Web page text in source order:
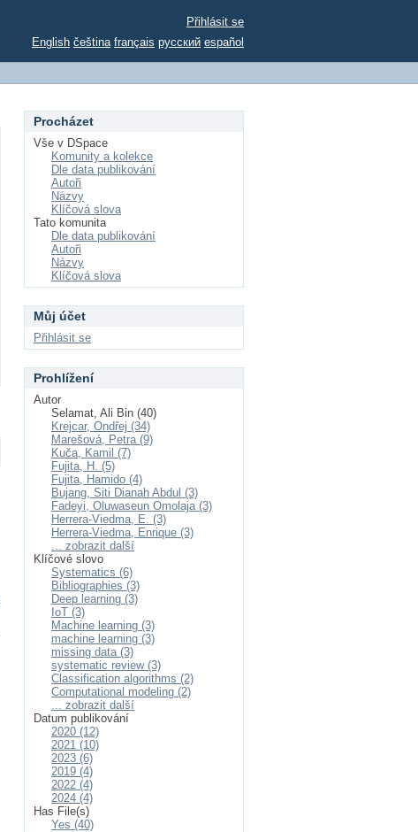
Přihlásit se
English čeština français русский español
Procházet
Vše v DSpace
Komunity a kolekce
Dle data publikování
Autoři
Názvy
Klíčová slova
Tato komunita
Dle data publikování
Autoři
Názvy
Klíčová slova
Můj účet
Přihlásit se
Prohlížení
Autor
Selamat, Ali Bin (40)
Krejcar, Ondřej (34)
Marešová, Petra (9)
Kuča, Kamil (7)
Fujita, H. (5)
Fujita, Hamido (4)
Bujang, Siti Dianah Abdul (3)
Fadeyi, Oluwaseun Omolaja (3)
Herrera-Viedma, E. (3)
Herrera-Viedma, Enrique (3)
... zobrazit další
Klíčové slovo
Systematics (6)
Bibliographies (3)
Deep learning (3)
IoT (3)
Machine learning (3)
machine learning (3)
missing data (3)
systematic review (3)
Classification algorithms (2)
Computational modeling (2)
... zobrazit další
Datum publikování
2020 (12)
2021 (10)
2023 (6)
2019 (4)
2022 (4)
2024 (4)
Has File(s)
Yes (40)